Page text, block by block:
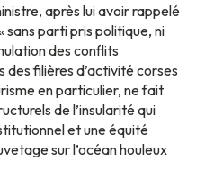
après lui avoir rappelé
sans parti pris politique, ni
des conflits
filières d’activité corses
en particulier, ne fait
de l’insularité qui
et une équité
sur l’océan houleux